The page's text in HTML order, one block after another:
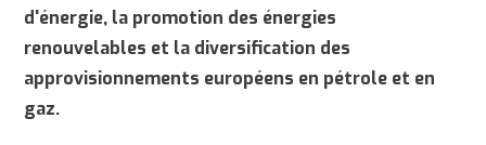
d'énergie, la promotion des énergies
renouvelables et la diversification des
approvisionnements européens en pétrole et en
gaz.